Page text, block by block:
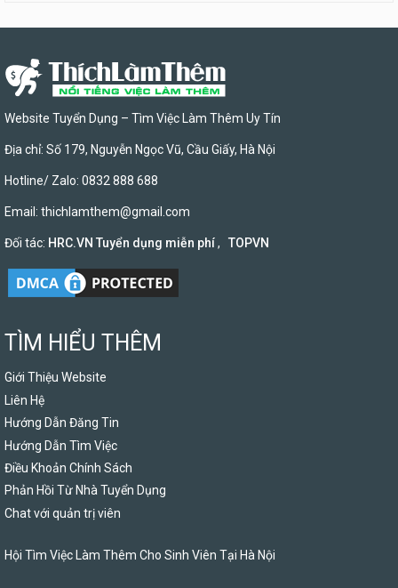
Website Tuyển Dụng – Tìm Việc Làm Thêm Uy Tín
Địa chỉ: Số 179, Nguyễn Ngọc Vũ, Cầu Giấy, Hà Nội
Hotline/ Zalo: 0832 888 688
Email: thichlamthem@gmail.com
Đối tác: HRC.VN Tuyển dụng miễn phí, TOPVN
TÌM HIỂU THÊM
Giới Thiệu Website
Liên Hệ
Hướng Dẫn Đăng Tin
Hướng Dẫn Tìm Việc
Điều Khoản Chính Sách
Phản Hồi Từ Nhà Tuyển Dụng
Chat với quản trị viên
Hội Tìm Việc Làm Thêm Cho Sinh Viên Tại Hà Nội